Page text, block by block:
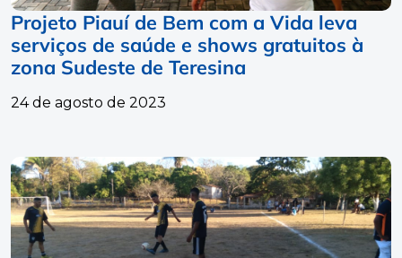
Projeto Piauí de Bem com a Vida leva
serviços de saúde e shows gratuitos à
zona Sudeste de Teresina
24 de agosto de 2023